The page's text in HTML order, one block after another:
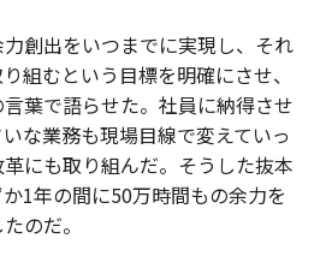
創出をいつまでに実現し、それ
組むという目標を明確にさせ、
葉で語らせた。社員に納得させ
な業務も現場目線で変えていっ
にも取り組んだ。そうした抜本
1年の間に50万時間もの余力を
のだ。